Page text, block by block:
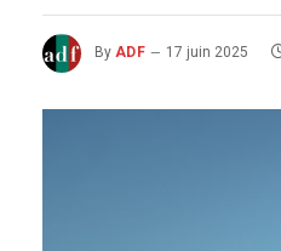
By ADF 17 juin 2025